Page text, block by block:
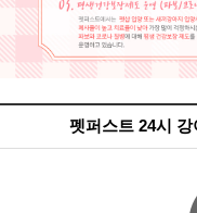
펫퍼스트 24시